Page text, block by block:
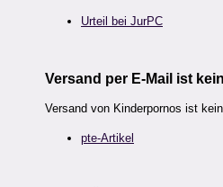
Urteil bei JurPC
Versand per E-Mail ist
Versand von Kinderpornos ist
pte-Artikel